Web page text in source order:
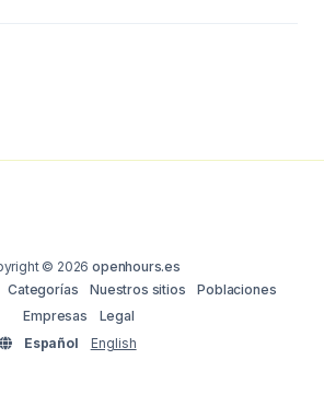
© 2026openhours.es
Categorías Nuestros sitios
Poblaciones
Empresas
Legal
Español
English